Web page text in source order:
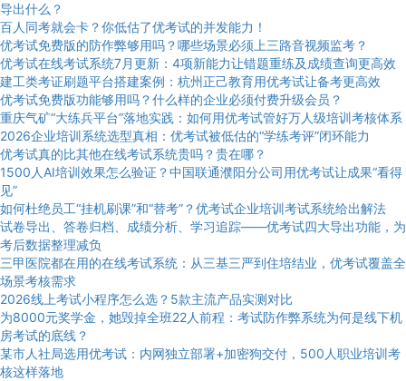
导出什么？
百人同考就会卡？你低估了优考试的并发能力！
优考试免费版的防作弊够用吗？哪些场景必须上三路音视频监考？
优考试在线考试系统7月更新：4项新能力让错题重练及成绩查询更高效
建工类考证刷题平台搭建案例：杭州正己教育用优考试让备考更高效
优考试免费版功能够用吗？什么样的企业必须付费升级会员？
重庆气矿“大练兵平台”落地实践：如何用优考试管好万人级培训考核体系
2026企业培训系统选型真相：优考试被低估的“学练考评”闭环能力
优考试真的比其他在线考试系统贵吗？贵在哪？
1500人AI培训效果怎么验证？中国联通濮阳分公司用优考试让成果“看得
见”
如何杜绝员工“挂机刷课”和“替考”？优考试企业培训考试系统给出解法
试卷导出、答卷归档、成绩分析、学习追踪——优考试四大导出功能，为
考后数据整理减负
三甲医院都在用的在线考试系统：从三基三严到住培结业，优考试覆盖全
场景考核需求
2026线上考试小程序怎么选？5款主流产品实测对比
为8000元奖学金，她毁掉全班22人前程：考试防作弊系统为何是线下机
房考试的底线？
某市人社局选用优考试：内网独立部署+加密狗交付，500人职业培训考
核这样落地